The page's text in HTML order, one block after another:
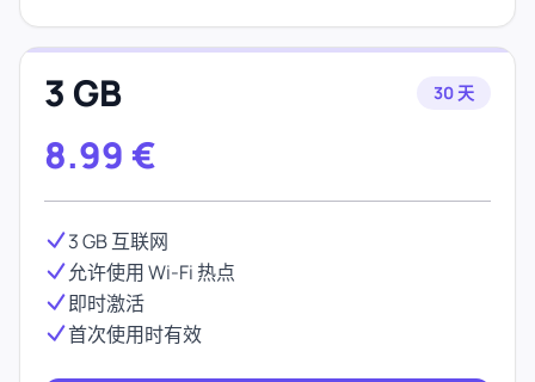
3 GB 30 天
8.99 €
3 GB 互联网
允许使用 Wi-Fi 热点
即时激活
首次使用时有效